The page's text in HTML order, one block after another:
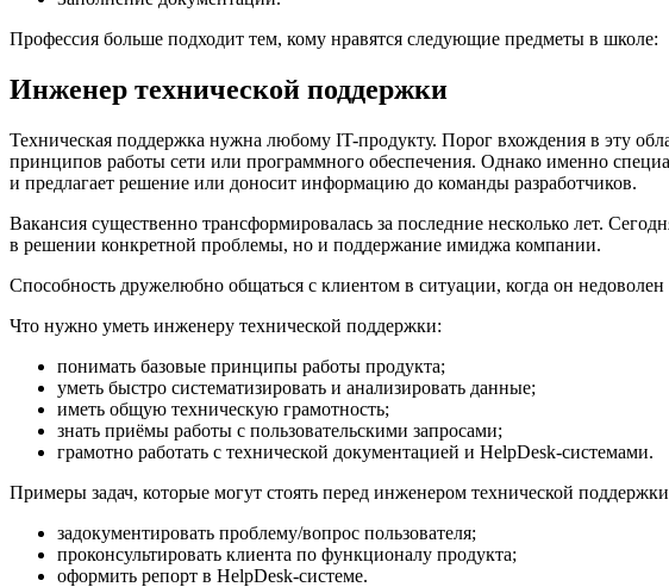
Профессия больше подходит тем, кому нравятся следующие предметы в школе:
Инженер технической поддержки
Техническая поддержка нужна любому IT-продукту. Порог вхождения в эту
принципов работы сети или программного обеспечения. Однако именно
и предлагает решение или доносит информацию до команды разработчиков.
Вакансия существенно трансформировалась за последние несколько лет.
в решении конкретной проблемы, но и поддержание имиджа компании.
Способность дружелюбно общаться с клиентом в ситуации, когда он
Что нужно уметь инженеру технической поддержки:
понимать базовые принципы работы продукта;
уметь быстро систематизировать и анализировать данные;
иметь общую техническую грамотность;
знать приёмы работы с пользовательскими запросами;
грамотно работать с технической документацией и HelpDesk-системами.
Примеры задач, которые могут стоять перед инженером технической
задокументировать проблему/вопрос пользователя;
проконсультировать клиента по функционалу продукта;
оформить репорт в HelpDesk-системе.